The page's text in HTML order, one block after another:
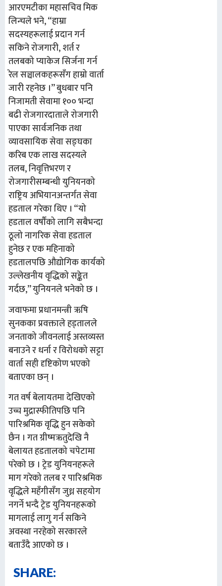
आरएमटीका महासचिव मिक
लिन्चले भने, “हाम्रा
सदस्यहरूलाई प्रदान गर्न
सकिने रोजगारी, शर्त र
तलबको प्याकेज सिर्जना गर्न
रेल सञ्चालकहरूसँग हाम्रो वार्ता
जारी रहनेछ ।” बुधबार पनि
निजामती सेवामा १०० भन्दा
बढी रोजगारदाताले रोजगारी
पाएका सार्वजनिक तथा
व्यावसायिक सेवा सङ्घका
करिब एक लाख सदस्यले
तलब, निवृत्तिभरण र
रोजगारीसम्बन्धी युनियनको
राष्ट्रिय अभियानअन्तर्गत सेवा
हडताल गरेका थिए । “यो
हडताल वर्षौंको लागि सबैभन्दा
ठूलो नागरिक सेवा हडताल
हुनेछ र एक महिनाको
हडतालपछि औद्योगिक कार्यको
उल्लेखनीय वृद्धिको सङ्केत
गर्दछ,” युनियनले भनेको छ ।
जवाफमा प्रधानमन्त्री ऋषि
सुनकका प्रवक्ताले हड्तालले
जनताको जीवनलाई अस्तव्यस्त
बनाउने र धर्ना र विरोधको सट्टा
वार्ता सही दृष्टिकोण भएको
बताएका छन् ।
गत वर्ष बेलायतमा देखिएको
उच्च मुद्रास्फीतिपछि पनि
पारिश्रमिक वृद्धि हुन सकेको
छैन । गत ग्रीष्मऋतुदेखि नै
बेलायत हडतालको चपेटामा
परेको छ । ट्रेड युनियनहरूले
माग गरेको तलब र पारिश्रमिक
वृद्धिले महँगीसँग जुध्न सहयोग
नगर्ने भन्दै ट्रेड युनियनहरूको
मागलाई लागु गर्न सकिने
अवस्था नरहेको सरकारले
बताउँदै आएको छ ।
SHARE: